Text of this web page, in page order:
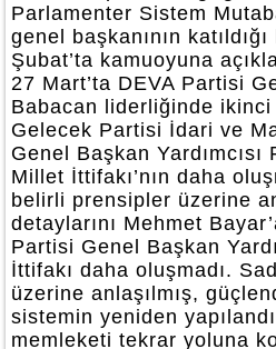
Parlamenter Sistem
genel başkanının
Şubat’ta kamuoyuna
27 Mart’ta DEVA Partisi
Babacan liderliğinde
Gelecek Partisi İdari ve
Genel Başkan
Millet İttifakı’nın daha
belirli prensipler üzerine
detaylarını Mehmet
Partisi Genel Başkan
İttifakı daha oluşmadı.
üzerine anlaşılmış,
sistemin yeniden
memleketi tekrar yoluna